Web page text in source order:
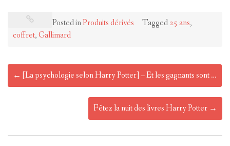
Posted inProduits dérivés Tagged25 ans,
coffret,Gallimard
Post
navigation
← [La psychologie selon Harry Potter] – Et les gagnants sont …
Fêtez la nuit des livres Harry Potter →